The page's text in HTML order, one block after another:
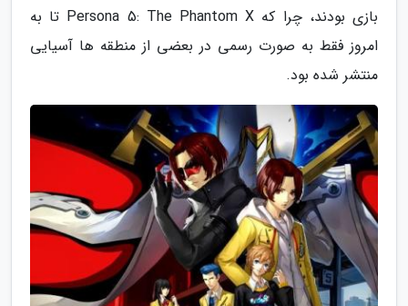
بازی بودند، چرا که Persona 5: The Phantom X تا به
امروز فقط به صورت رسمی در بعضی از منطقه ها آسیایی
منتشر شده بود.